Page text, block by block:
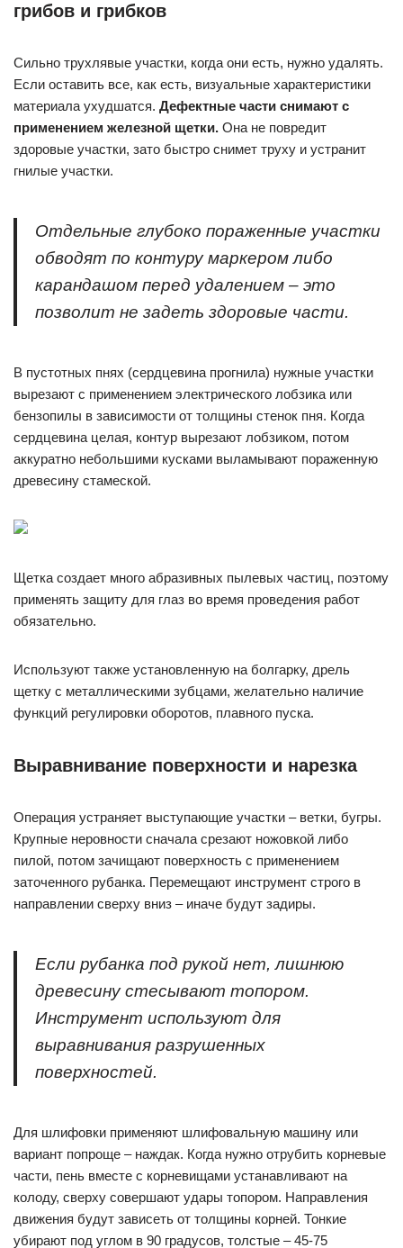
грибов и грибков
Сильно трухлявые участки, когда они есть, нужно удалять.
Если оставить все, как есть, визуальные характеристики
материала ухудшатся. Дефектные части снимают с
применением железной щетки. Она не повредит
здоровые участки, зато быстро снимет труху и устранит
гнилые участки.
Отдельные глубоко пораженные участки
обводят по контуру маркером либо
карандашом перед удалением – это
позволит не задеть здоровые части.
В пустотных пнях (сердцевина прогнила) нужные участки
вырезают с применением электрического лобзика или
бензопилы в зависимости от толщины стенок пня. Когда
сердцевина целая, контур вырезают лобзиком, потом
аккуратно небольшими кусками выламывают пораженную
древесину стамеской.
Щетка создает много абразивных пылевых частиц, поэтому
применять защиту для глаз во время проведения работ
обязательно.
Используют также установленную на болгарку, дрель
щетку с металлическими зубцами, желательно наличие
функций регулировки оборотов, плавного пуска.
Выравнивание поверхности и нарезка
Операция устраняет выступающие участки – ветки, бугры.
Крупные неровности сначала срезают ножовкой либо
пилой, потом зачищают поверхность с применением
заточенного рубанка. Перемещают инструмент строго в
направлении сверху вниз – иначе будут задиры.
Если рубанка под рукой нет, лишнюю
древесину стесывают топором.
Инструмент используют для
выравнивания разрушенных
поверхностей.
Для шлифовки применяют шлифовальную машину или
вариант попроще – наждак. Когда нужно отрубить корневые
части, пень вместе с корневищами устанавливают на
колоду, сверху совершают удары топором. Направления
движения будут зависеть от толщины корней. Тонкие
убирают под углом в 90 градусов, толстые – 45-75